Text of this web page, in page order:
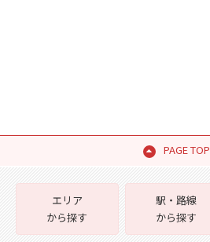
PAGE TOP
エリア
から探す
駅・路線
から探す